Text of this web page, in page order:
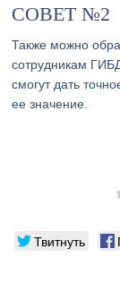
СОВЕТ №2
Также можно
сотрудникам
смогут дать
ее значение.
Твитнуть